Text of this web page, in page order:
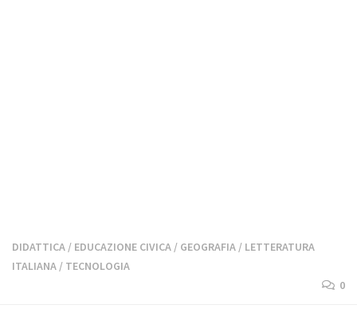
DIDATTICA / EDUCAZIONE CIVICA / GEOGRAFIA / LETTERATURA
ITALIANA / TECNOLOGIA
0